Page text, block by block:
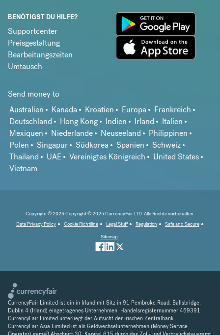
BENÖTIGST DU HILFE?
Supportcenter
Preisgestaltung
Bearbeitungszeiten
Umtausch
Send money to
Australien
Kanada Kroatien Europa
Frankreich
Deutschland
Hong Kong Indien Irland
Italien
Mexiquen
Niederlande Neuseeland
Philippinen
Polen
Singapur Südkorea Spanien
Schweiz
Thailand
UAE Vereinigtes Königreich
United States
Vietnam
Copyright © 2026 Copyright © 2025 CurrencyFair LTD. Alle Rechte vorbehalten.
Data Privacy Policy
Cookie Richtiline Legal Stuff Regulation
Safe and Secure
Sitemap
CurrencyFair Limited ist ein in Irland mit Sitz in 91 Pembroke Road, Ballsbridge,
Dublin 4 (Irland) eingetragenes Unternehmen. Handelsregisternummer 469391.
CurrencyFair Limited unterliegt der Aufsicht der irischen Zentralbank.
CurrencyFair Asia Limited ist als Geldwechselunternehmen (Money Service